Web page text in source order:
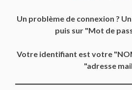
Un problème de connexion ?
puis sur "Mot de
Votre identifiant est votre
"adresse